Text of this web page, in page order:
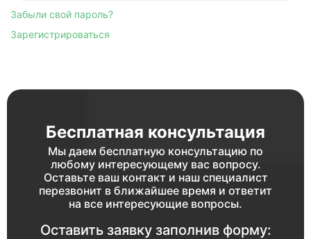
Забыли свой пароль?
Зарегистрироваться
Бесплатная консультация
Мы даем бесплатную консультацию по
любому интересующему вас вопросу.
Оставьте ваш контакт и наш специалист
перезвонит в ближайшее время и ответит
на все интересующие вопросы.
Оставить заявку заполнив форму: